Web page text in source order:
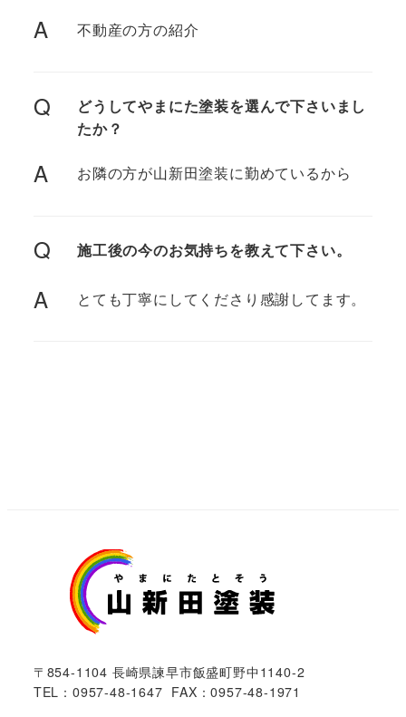
A 不動産の方の紹介
Q
どうしてやまにた塗装を選んで下さいまし
たか？
A お隣の方が山新田塗装に勤めているから
Q 施工後の今のお気持ちを教えて下さい。
A とても丁寧にしてくださり感謝してます。
〒854-1104 長崎県諫早市飯盛町野中1140-2
TEL：0957-48-1647 FAX：0957-48-1971